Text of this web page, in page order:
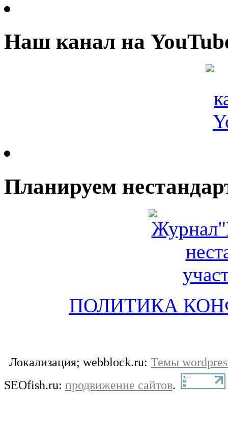
Наш канал на
Планируем
ПОЛИТИКА
Локализация; webblock.ru: Темы
SEOfish.ru: продвижение сайтов.